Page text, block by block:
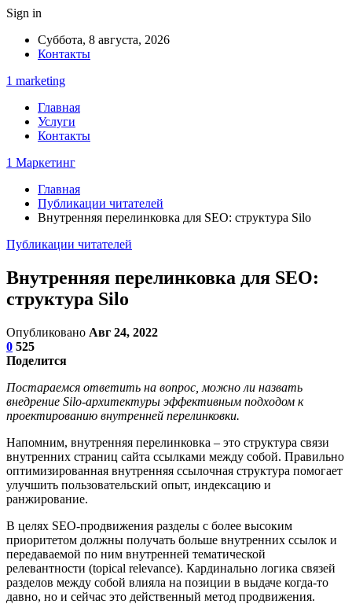
Sign in
Суббота, 8 августа, 2026
Контакты
1 marketing
Главная
Услуги
Контакты
1 Маркетинг
Главная
Публикации читателей
Внутренняя перелинковка для SEO: структура Silo
Публикации читателей
Внутренняя перелинковка для SEO:
структура Silo
Опубликовано Авг 24, 2022
0 525
Поделится
Постараемся ответить на вопрос, можно ли назвать
внедрение Silo-архитектуры эффективным подходом к
проектированию внутренней перелинковки.
Напомним, внутренняя перелинковка – это структура связи
внутренних страниц сайта ссылками между собой. Правильно
оптимизированная внутренняя ссылочная структура помогает
улучшить пользовательский опыт, индексацию и
ранжирование.
В целях SEO-продвижения разделы с более высоким
приоритетом должны получать больше внутренних ссылок и
передаваемой по ним внутренней тематической
релевантности (topical relevance). Кардинально логика связей
разделов между собой влияла на позиции в выдаче когда-то
давно, но и сейчас это действенный метод продвижения.